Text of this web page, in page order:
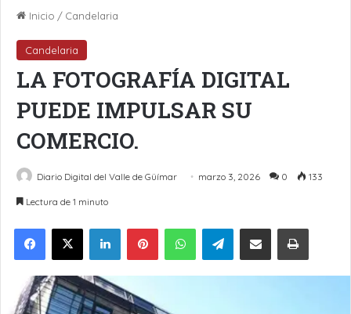
Inicio / Candelaria
Candelaria
LA FOTOGRAFÍA DIGITAL
PUEDE IMPULSAR SU
COMERCIO.
Diario Digital del Valle de Güímar marzo 3, 2026 0 133
Lectura de 1 minuto
LinkedInPinterestWhatsAppTelegramCompartir por Email Imprimir